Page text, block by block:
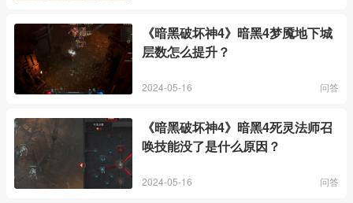
《暗黑破坏神4》暗黑4梦魇地下城
层数怎么提升？
2024-05-16 问答
《暗黑破坏神4》暗黑4死灵法师召
唤技能没了是什么原因？
2024-05-16 问答